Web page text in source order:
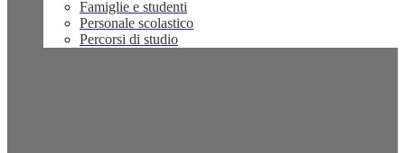
Famiglie e studenti
Personale scolastico
Percorsi di studio